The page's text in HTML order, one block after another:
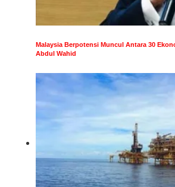
Malaysia Berpotensi Muncul Antara 30
Abdul Wahid